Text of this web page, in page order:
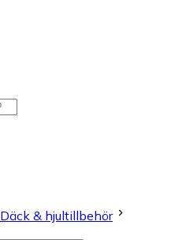
Däck & hjultillbehör